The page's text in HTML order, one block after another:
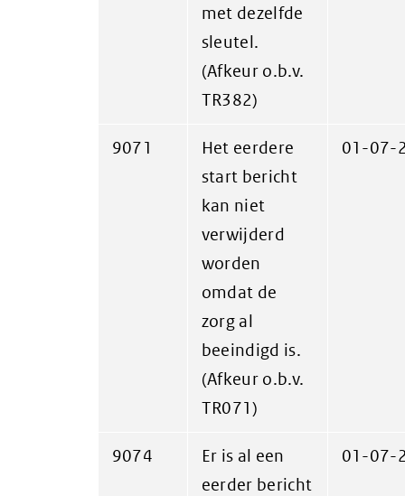
met dezelfde
sleutel.
(Afkeur o.b.v.
TR382)
9071
Het eerdere
start bericht
kan niet
verwijderd
worden
omdat de
zorg al
beeindigd is.
(Afkeur o.b.v.
TR071)
01-07-
9074
Er is al een
eerder bericht
01-07-